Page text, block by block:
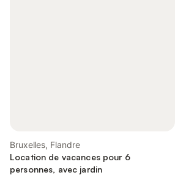
Bruxelles, Flandre
Location de vacances pour 6
personnes, avec jardin